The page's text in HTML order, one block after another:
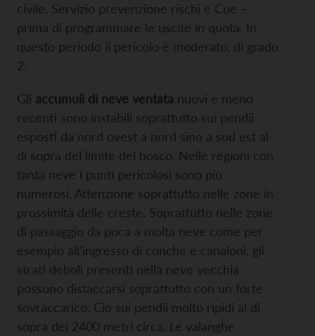
civile, Servizio prevenzione rischi e Cue –
prima di programmare le uscite in quota. In
questo periodo il pericolo è moderato, di grado
2.
Gli accumuli di neve ventata nuovi e meno
recenti sono instabili soprattutto sui pendii
esposti da nord ovest a nord sino a sud est al
di sopra del limite del bosco. Nelle regioni con
tanta neve i punti pericolosi sono più
numerosi. Attenzione soprattutto nelle zone in
prossimità delle creste. Soprattutto nelle zone
di passaggio da poca a molta neve come per
esempio all’ingresso di conche e canaloni, gli
strati deboli presenti nella neve vecchia
possono distaccarsi soprattutto con un forte
sovraccarico. Ciò sui pendii molto ripidi al di
sopra dei 2400 metri circa. Le valanghe